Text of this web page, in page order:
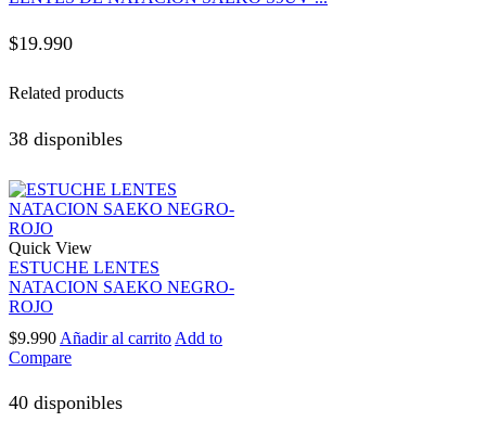
$19.990
Related products
38 disponibles
Quick View
ESTUCHE LENTES
NATACION SAEKO NEGRO-
ROJO
$9.990 Añadir al carrito Add to
Compare
40 disponibles